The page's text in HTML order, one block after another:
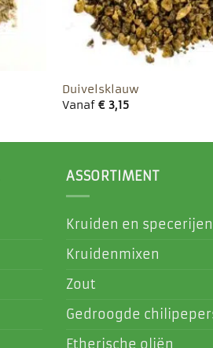
Duivelsklauw
Vanaf €3,15
ASSORTIMENT
Kruiden en specerijen
Kruidenmixen
Zout
Gedroogde
Etherische oliën